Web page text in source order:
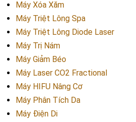
Máy Xóa Xăm
Máy Triệt Lông Spa
Máy Triệt Lông Diode Laser
Máy Trị Nám
Máy Giảm Béo
Máy Laser CO2 Fractional
Máy HIFU Nâng Cơ
Máy Phân Tích Da
Máy Điện Di